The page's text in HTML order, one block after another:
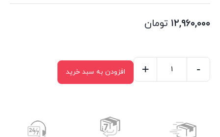
۱۲,۹۶۰,۰۰۰ تومان
AK350GS
-
+ افزودن به سبد خرید